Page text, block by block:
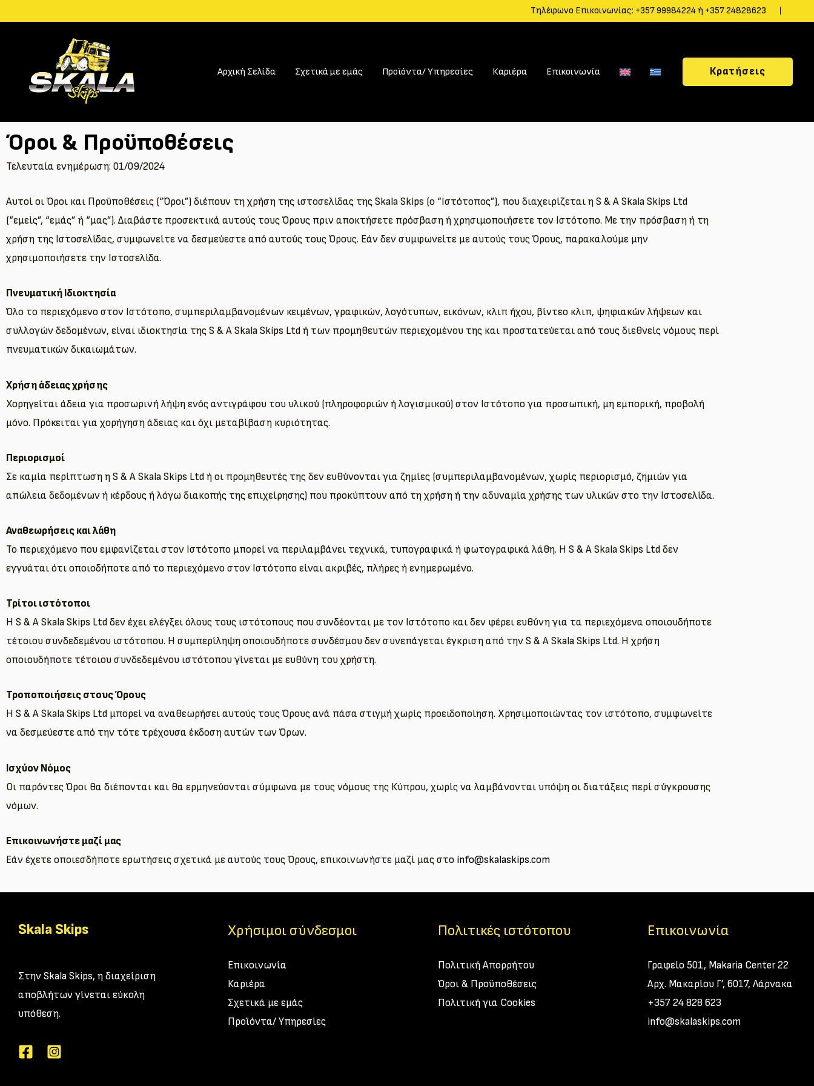
Τηλέφωνο Επικοινωνίας: +357 99984224ή +357 24828623
Αρχική Σελίδα Σχετικά με εμάς Προϊόντα/ Υπηρεσίες Καριέρα Επικοινωνία Κρατήσεις
Όροι & Προϋποθέσεις
Τελευταία ενημέρωση: 01/09/2024
Αυτοί οι Όροι και Προϋποθέσεις (“Όροι”) διέπουν τη χρήση της ιστοσελίδας της Skala Skips (ο “Ιστότοπος”), που διαχειρίζεται η S & A Skala Skips Ltd
(“εμείς”, “εμάς” ή “μας”). Διαβάστε προσεκτικά αυτούς τους Όρους πριν αποκτήσετε πρόσβαση ή χρησιμοποιήσετε τον Ιστότοπο. Με την πρόσβαση ή τη
χρήση της Ιστοσελίδας, συμφωνείτε να δεσμεύεστε από αυτούς τους Όρους. Εάν δεν συμφωνείτε με αυτούς τους Όρους, παρακαλούμε μην
χρησιμοποιήσετε την Ιστοσελίδα.
Πνευματική Ιδιοκτησία
Όλο το περιεχόμενο στον Ιστότοπο, συμπεριλαμβανομένων κειμένων, γραφικών, λογότυπων, εικόνων, κλιπ ήχου, βίντεο κλιπ, ψηφιακών λήψεων και
συλλογών δεδομένων, είναι ιδιοκτησία της S & A Skala Skips Ltd ή των προμηθευτών περιεχομένου της και προστατεύεται από τους διεθνείς νόμους περί
πνευματικών δικαιωμάτων.
Χρήση άδειας χρήσης
Χορηγείται άδεια για προσωρινή λήψη ενός αντιγράφου του υλικού (πληροφοριών ή λογισμικού) στον Ιστότοπο για προσωπική, μη εμπορική, προβολή
μόνο. Πρόκειται για χορήγηση άδειας και όχι μεταβίβαση κυριότητας.
Περιορισμοί
Σε καμία περίπτωση η S & A Skala Skips Ltd ή οι προμηθευτές της δεν ευθύνονται για ζημίες (συμπεριλαμβανομένων, χωρίς περιορισμό, ζημιών για
απώλεια δεδομένων ή κέρδους ή λόγω διακοπής της επιχείρησης) που προκύπτουν από τη χρήση ή την αδυναμία χρήσης των υλικών στο την Ιστοσελίδα.
Αναθεωρήσεις και λάθη
Το περιεχόμενο που εμφανίζεται στον Ιστότοπο μπορεί να περιλαμβάνει τεχνικά, τυπογραφικά ή φωτογραφικά λάθη. Η S & A Skala Skips Ltd δεν
εγγυάται ότι οποιοδήποτε από το περιεχόμενο στον Ιστότοπο είναι ακριβές, πλήρες ή ενημερωμένο.
Τρίτοι ιστότοποι
Η S & A Skala Skips Ltd δεν έχει ελέγξει όλους τους ιστότοπους που συνδέονται με τον Ιστότοπο και δεν φέρει ευθύνη για τα περιεχόμενα οποιουδήποτε
τέτοιου συνδεδεμένου ιστότοπου. Η συμπερίληψη οποιουδήποτε συνδέσμου δεν συνεπάγεται έγκριση από την S & A Skala Skips Ltd. Η χρήση
οποιουδήποτε τέτοιου συνδεδεμένου ιστότοπου γίνεται με ευθύνη του χρήστη.
Τροποποιήσεις στους Όρους
Η S & A Skala Skips Ltd μπορεί να αναθεωρήσει αυτούς τους Όρους ανά πάσα στιγμή χωρίς προειδοποίηση. Χρησιμοποιώντας τον ιστότοπο, συμφωνείτε
να δεσμεύεστε από την τότε τρέχουσα έκδοση αυτών των Όρων.
Ισχύον Νόμος
Οι παρόντες Όροι θα διέπονται και θα ερμηνεύονται σύμφωνα με τους νόμους της Κύπρου, χωρίς να λαμβάνονται υπόψη οι διατάξεις περί σύγκρουσης
νόμων.
Επικοινωνήστε μαζί μας
Εάν έχετε οποιεσδήποτε ερωτήσεις σχετικά με αυτούς τους Όρους, επικοινωνήστε μαζί μας στο info@skalaskips.com
Skala Skips
Στην Skala Skips, η διαχείριση
αποβλήτων γίνεται εύκολη
υπόθεση.
Χρήσιμοι σύνδεσμοι
Επικοινωνία
Καριέρα
Σχετικά με εμάς
Προϊόντα/ Υπηρεσίες
Πολιτικές ιστότοπου
Πολιτική Απορρήτου
Όροι & Προϋποθέσεις
Πολιτική για Cookies
Επικοινωνία
Γραφείο 501, Makaria Center 22
Αρχ. Μακαρίου Γ’, 6017, Λάρνακα
+357 24 828 623
info@skalaskips.com